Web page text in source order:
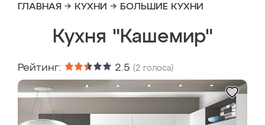
ГЛАВНАЯ → КУХНИ → БОЛЬШИЕ КУХНИ
Кухня "Кашемир"
Рейтинг: 2.5 (2 голоса)